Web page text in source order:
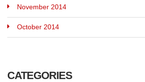
November 2014
October 2014
CATEGORIES